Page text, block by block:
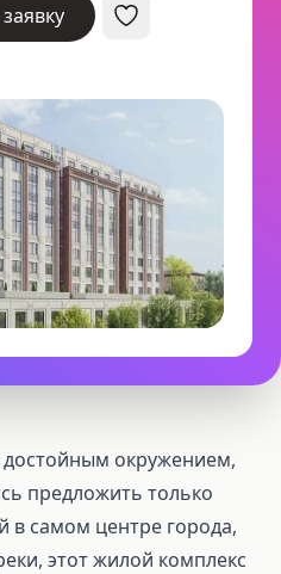
окружением,
предложить только
самом центре города,
этот жилой комплекс